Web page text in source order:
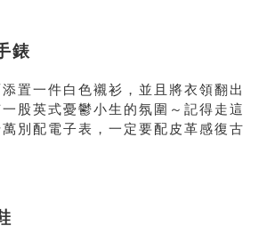
錶
置一件白色襯衫，並且將衣領翻出
股英式憂鬱小生的氛圍～記得走這
別配電子表，一定要配皮革感復古